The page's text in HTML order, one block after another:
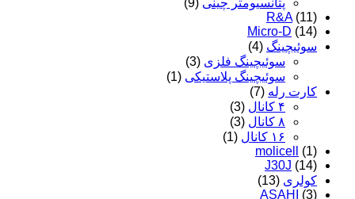
R&A (11)
Micro-D (14)
سوئیچینگ (4)
سوئیچینگ فلزی (3)
سوئیچینگ پلاستیکی (1)
کارت رله (7)
۴ کانال
(3)
۸ کانال
(3)
۱۶ کانال
(1)
molicell
(1)
J30J (14)
کولری (13)
ASAHI
(3)